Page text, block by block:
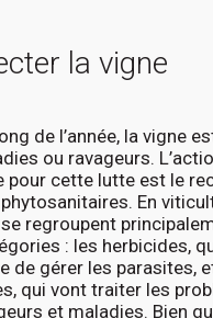
la vigne
de l’année, la vigne
ou ravageurs.
pour cette lutte est le
En
regroupent
: les herbicides,
de gérer les parasites,
qui vont traiter les
et maladies. Bien